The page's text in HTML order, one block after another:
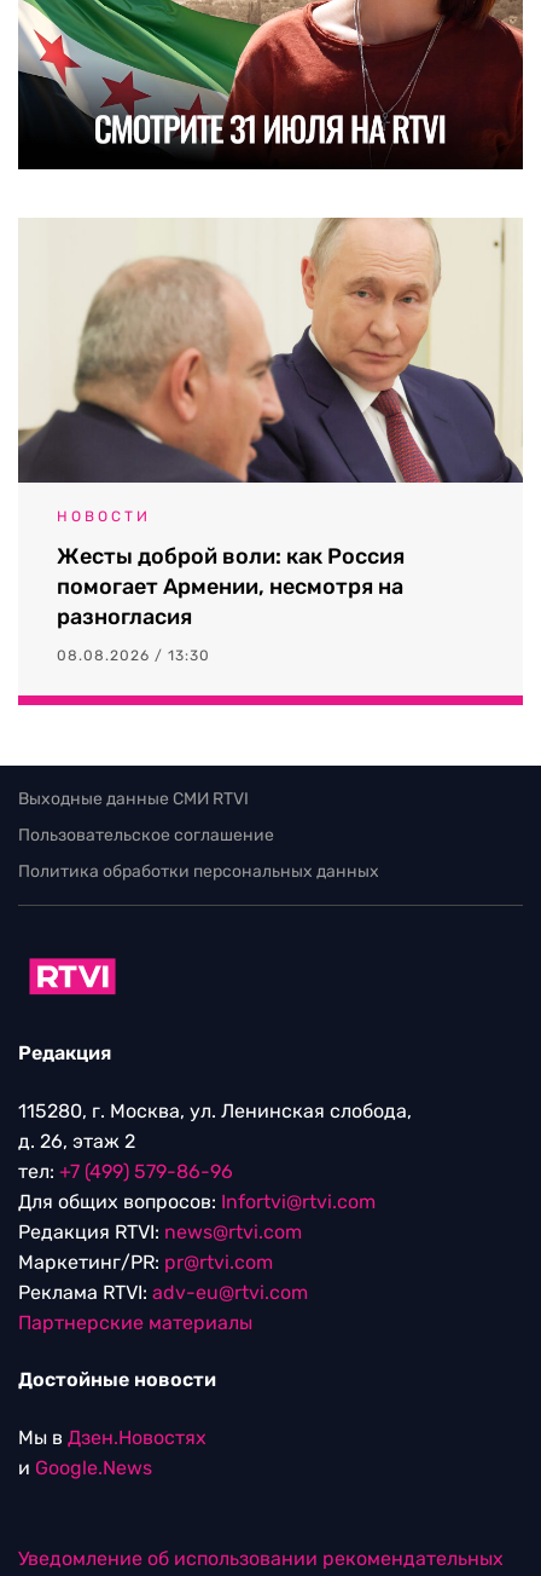
НОВОСТИ
Жесты доброй воли: как Россия
помогает Армении, несмотря на
разногласия
08.08.2026 / 13:30
Выходные данные СМИ RTVI
Пользовательское соглашение
Политика обработки персональных данных
Редакция
115280, г. Москва, ул. Ленинская слобода,
д. 26, этаж 2
тел: +7 (499) 579-86-96
Для общих вопросов: Infortvi@rtvi.com
Редакция RTVI: news@rtvi.com
Маркетинг/PR: pr@rtvi.com
Реклама RTVI: adv-eu@rtvi.com
Партнерские материалы
Достойные новости
Мы в Дзен.Новостях
и Google.News
Уведомление об использовании рекомендательных